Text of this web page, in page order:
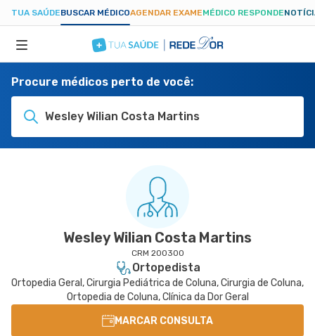
TUA SAÚDEBUSCAR MÉDICOAGENDAR EXAMEMÉDICO RESPONDE
ESPECIALIDADES
Procure médicos perto de você:
Wesley Wilian Costa Martins
Wesley Wilian Costa Martins
CRM 200300
Ortopedista
Ortopedia Geral, Cirurgia Pediátrica de Coluna, Cirurgia de Coluna,
Ortopedia de Coluna, Clínica da Dor Geral
MARCAR CONSULTA